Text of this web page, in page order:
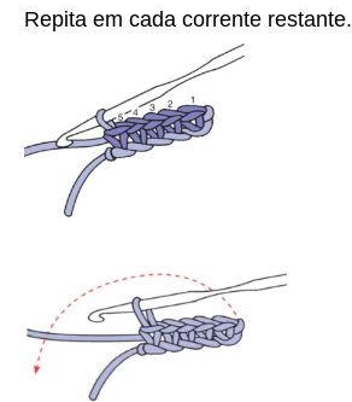
Repita em cada corrente restante.